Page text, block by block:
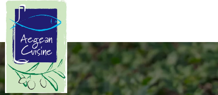
Manifesto
Κυκλαδίτικης Κουζίνας